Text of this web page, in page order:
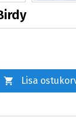
 Lisa